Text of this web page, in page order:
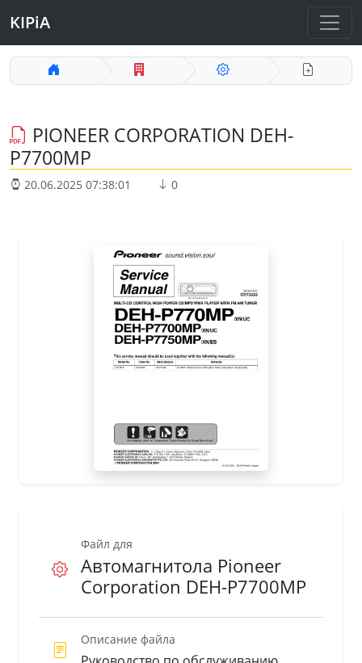
KIPiA
PIONEER CORPORATION DEH-
P7700MP
20.06.2025 07:38:01 0
Файл для
Автомагнитола Pioneer
Corporation DEH-P7700MP
Описание файла